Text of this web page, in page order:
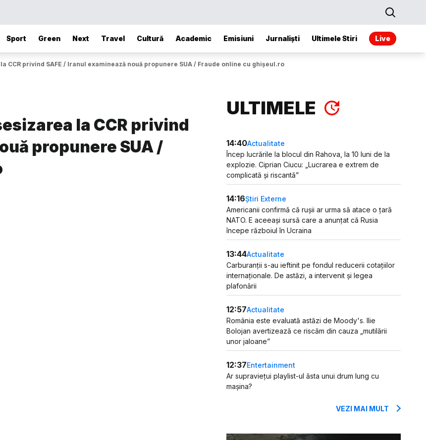
Sport Green Next Travel Cultură Academic Emisiuni Jurnaliști Ultimele Stiri Live
CCR privind SAFE / Iranul examinează nouă propunere SUA / Fraude online cu ghișeul.ro
la CCR privind
propunere SUA /
ULTIMELE
14:40Actualitate
Încep lucrările la blocul din Rahova, la 10 luni de la
explozie. Ciprian Ciucu: „Lucrarea e extrem de
complicată și riscantă”
14:16Știri Externe
Americanii confirmă că rușii ar urma să atace o țară
NATO. E aceeași sursă care a anunțat că Rusia
începe războiul în Ucraina
13:44Actualitate
Carburanții s-au ieftinit pe fondul reducerii cotațiilor
internaționale. De astăzi, a intervenit și legea
plafonării
12:57Actualitate
România este evaluată astăzi de Moody's. Ilie
Bolojan avertizează ce riscăm din cauza „mutilării
unor jaloane”
12:37Entertainment
Ar supraviețui playlist-ul ăsta unui drum lung cu
mașina?
VEZI MAI MULT